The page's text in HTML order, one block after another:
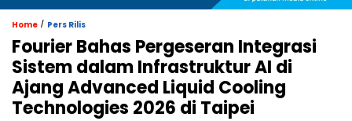
Home / Pers Rilis
Fourier Bahas Pergeseran Integrasi
Sistem dalam Infrastruktur AI di
Ajang Advanced Liquid Cooling
Technologies 2026 di Taipei